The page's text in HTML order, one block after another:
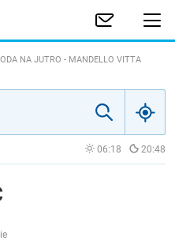
NA JUTRO - MANDELLO VITTA
06:18 20:48